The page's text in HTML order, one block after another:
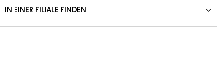
IN EINER FILIALE FINDEN